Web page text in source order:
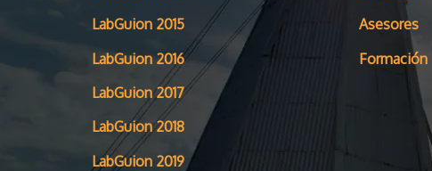
LabGuion 2015
LabGuion 2016
LabGuion 2017
LabGuion 2018
LabGuion 2019
Asesores
Formación